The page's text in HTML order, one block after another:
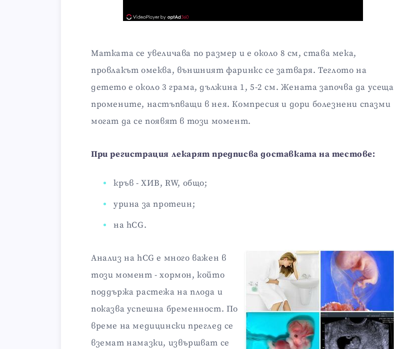
Матката се увеличава по размер и е около 8 см, става мека,
провлакът омеква, външният фаринкс се затваря. Теглото на
детето е около 3 грама, дължина 1, 5-2 см. Жената започва да усеща
промените, настъпващи в нея. Компресия и дори болезнени спазми
могат да се появят в този момент.
При регистрация лекарят предписва доставката на тестове:
кръв - ХИВ, RW, общо;
урина за протеин;
на hCG.
Анализ на hCG е много важен в
този момент - хормон, който
поддържа растежа на плода и
показва успешна бременност. По
време на медицински преглед се
вземат намазки, извършват се